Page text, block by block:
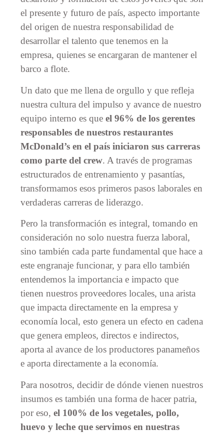
el presente y futuro de país, aspecto importante
del origen de nuestra responsabilidad de
desarrollar el talento que tenemos en la
empresa, quienes se encargaran de mantener el
barco a flote.
Un dato que me llena de orgullo y que refleja
nuestra cultura del impulso y avance de nuestro
equipo interno es que el 96% de los gerentes
responsables de nuestros restaurantes
McDonald’s en el país iniciaron sus carreras
como parte del crew. A través de programas
estructurados de entrenamiento y pasantías,
transformamos esos primeros pasos laborales en
verdaderas carreras de liderazgo.
Pero la transformación es integral, tomando en
consideración no solo nuestra fuerza laboral,
sino también cada parte fundamental que hace a
este engranaje funcionar, y para ello también
entendemos la importancia e impacto que
tienen nuestros proveedores locales, una arista
que impacta directamente en la empresa y
economía local, esto genera un efecto en cadena
que genera empleos, directos e indirectos,
aporta al avance de los productores panameños
e aporta directamente a la economía.
Para nosotros, decidir de dónde vienen nuestros
insumos es también una forma de hacer patria,
por eso, el 100% de los vegetales, pollo,
huevo y leche que servimos en nuestras